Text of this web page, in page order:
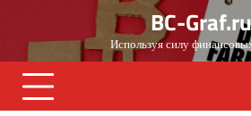
content
BC-Graf.ru
Используя силу